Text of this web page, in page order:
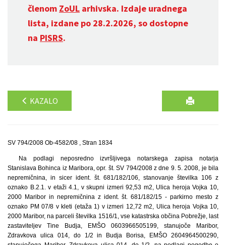
členom ZoUL arhivska. Izdaje uradnega
lista, izdane po 28.2.2026, so dostopne
na PISRS.
KAZALO
SV 794/2008 Ob-4582/08 , Stran 1834
Na podlagi neposredno izvršljivega notarskega zapisa notarja
Stanislava Bohinca iz Maribora, opr. št. SV 794/2008 z dne 9. 5. 2008, je bila
nepremičnina, in sicer ident. št. 681/182/106, stanovanje številka 106 z
oznako B.2.1. v etaži 4.1, v skupni izmeri 92,53 m2, Ulica heroja Vojka 10,
2000 Maribor in nepremičnina z ident. št. 681/182/15 - parkirno mesto z
oznako PM 07/8 v kleti (etaža 1) v izmeri 12,72 m2, Ulica heroja Vojka 10,
2000 Maribor, na parceli številka 1516/1, vse katastrska občina Pobrežje, last
zastaviteljev Tine Budja, EMŠO 0603966505199, stanujoče Maribor,
Zdravkova ulica 014, do 1/2 in Budja Borisa, EMŠO 2604964500290,